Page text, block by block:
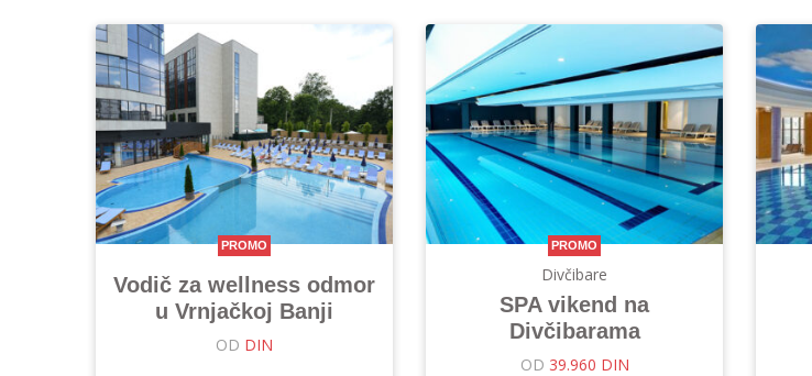
PROMO
Vodič za wellness odmor
u Vrnjačkoj Banji
OD DIN
PROMO
Divčibare
SPA vikend na
Divčibarama
OD 39.960 DIN